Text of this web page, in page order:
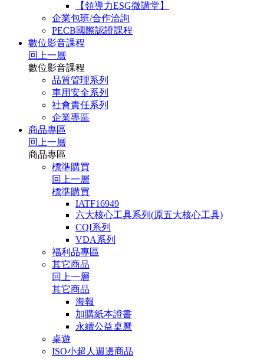
【領導力ESG微講堂】
企業包班/合作洽詢
PECB國際認證課程
數位影音課程
回上一層
數位影音課程
品質管理系列
車用安全系列
社會責任系列
企業專區
商品專區
回上一層
商品專區
標準購買
回上一層
標準購買
IATF16949
六大核心工具系列(原五大核心工具)
CQI系列
VDA系列
福利品專區
其它商品
回上一層
其它商品
海報
加購紙本證書
永續公益桌曆
桌遊
ISO小超人週邊商品